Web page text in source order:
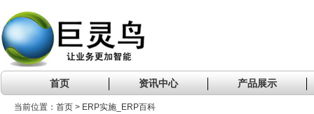
首页 资讯中心 产品展示
当前位置：首页 > ERP实施_ERP百科